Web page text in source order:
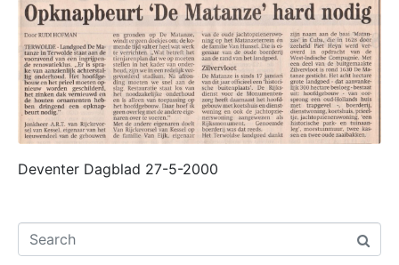
Deventer Dagblad 27-5-2000